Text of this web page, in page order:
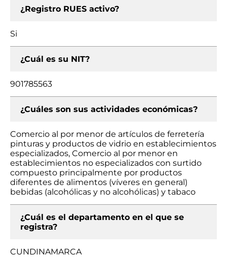
¿Registro RUES activo?
Si
¿Cuál es su NIT?
901785563
¿Cuáles son sus actividades económicas?
Comercio al por menor de artículos de ferretería
pinturas y productos de vidrio en establecimientos
especializados, Comercio al por menor en
establecimientos no especializados con surtido
compuesto principalmente por productos
diferentes de alimentos (víveres en general)
bebidas (alcohólicas y no alcohólicas) y tabaco
¿Cuál es el departamento en el que se
registra?
CUNDINAMARCA